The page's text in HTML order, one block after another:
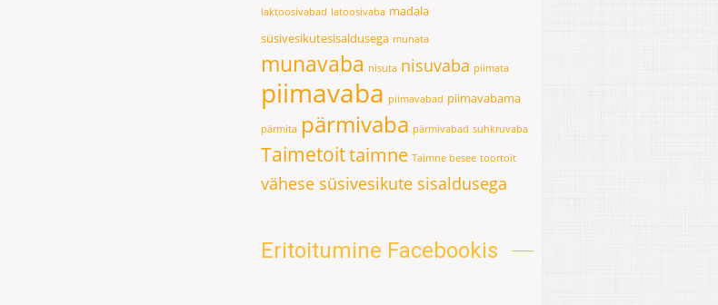
laktoosivabad latoosivaba madala
süsivesikutesisaldusega munata
munavaba nisuta nisuvaba piimata
piimavaba piimavabad piimavabama
pärmita pärmivaba pärmivabad suhkruvaba
Taimetoittaimne Taimne besee toortoit
vähese süsivesikute sisaldusega
Eritoitumine Facebookis